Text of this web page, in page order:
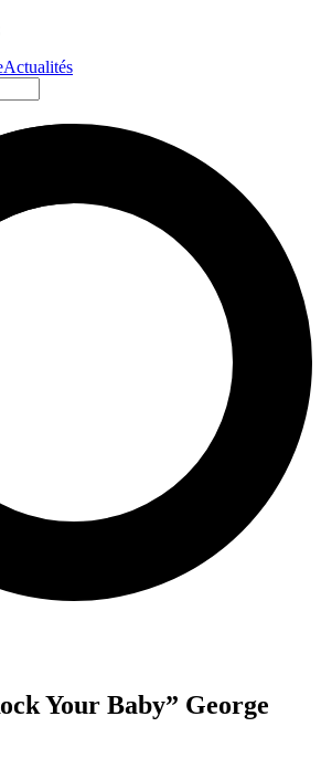
Actualités
Your Baby” George